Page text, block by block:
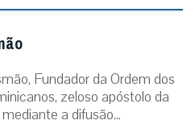
Fundador da Ordem dos
zeloso apóstolo da
a difusão...